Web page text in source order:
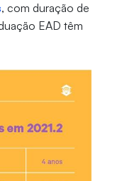
, com duração de
EAD têm